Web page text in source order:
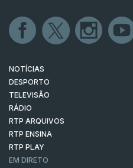
NOTÍCIAS
DESPORTO
TELEVISÃO
RÁDIO
RTP ARQUIVOS
RTP ENSINA
RTP PLAY
EM DIRETO